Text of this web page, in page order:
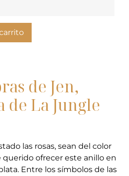
de Jen,
de La Jungle
las rosas, sean del color
querido ofrecer este anillo en
Entre los símbolos de las